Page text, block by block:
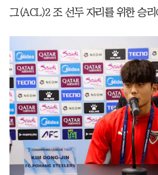
그(ACL)2 조 선두 자리를 위한 승리